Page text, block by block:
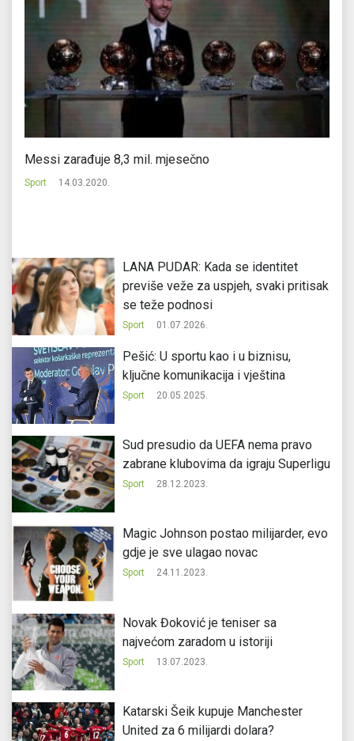
Messi zarađuje 8,3 mil. mjesečno
Sport 14.03.2020.
LANA PUDAR: Kada se identitet
previše veže za uspjeh, svaki pritisak
se teže podnosi
Sport 01.07.2026.
Pešić: U sportu kao i u biznisu,
ključne komunikacija i vještina
Sport 20.05.2025.
Sud presudio da UEFA nema pravo
zabrane klubovima da igraju Superligu
Sport 28.12.2023.
Magic Johnson postao milijarder, evo
gdje je sve ulagao novac
Sport 24.11.2023.
Novak Đoković je teniser sa
najvećom zaradom u istoriji
Sport 13.07.2023.
Katarski Šeik kupuje Manchester
United za 6 milijardi dolara?